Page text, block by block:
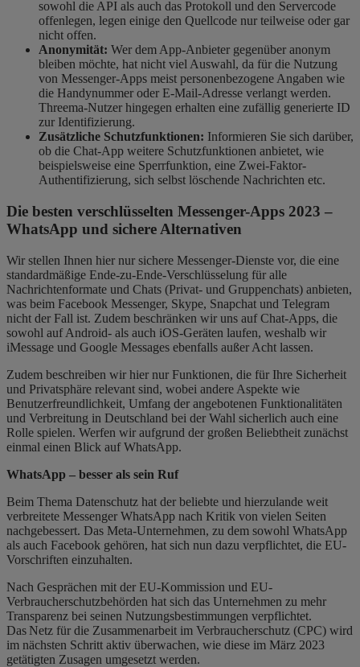
sowohl die API als auch das Protokoll und den Servercode
offenlegen, legen einige den Quellcode nur teilweise oder gar
nicht offen.
Anonymität: Wer dem App-Anbieter gegenüber anonym
bleiben möchte, hat nicht viel Auswahl, da für die Nutzung
von Messenger-Apps meist personenbezogene Angaben wie
die Handynummer oder E-Mail-Adresse verlangt werden.
Threema-Nutzer hingegen erhalten eine zufällig generierte ID
zur Identifizierung.
Zusätzliche Schutzfunktionen: Informieren Sie sich darüber,
ob die Chat-App weitere Schutzfunktionen anbietet, wie
beispielsweise eine Sperrfunktion, eine Zwei-Faktor-
Authentifizierung, sich selbst löschende Nachrichten etc.
Die besten verschlüsselten Messenger-Apps 2023 –
WhatsApp und sichere Alternativen
Wir stellen Ihnen hier nur sichere Messenger-Dienste vor, die eine
standardmäßige Ende-zu-Ende-Verschlüsselung für alle
Nachrichtenformate und Chats (Privat- und Gruppenchats) anbieten,
was beim Facebook Messenger, Skype, Snapchat und Telegram
nicht der Fall ist. Zudem beschränken wir uns auf Chat-Apps, die
sowohl auf Android- als auch iOS-Geräten laufen, weshalb wir
iMessage und Google Messages ebenfalls außer Acht lassen.
Zudem beschreiben wir hier nur Funktionen, die für Ihre Sicherheit
und Privatsphäre relevant sind, wobei andere Aspekte wie
Benutzerfreundlichkeit, Umfang der angebotenen Funktionalitäten
und Verbreitung in Deutschland bei der Wahl sicherlich auch eine
Rolle spielen. Werfen wir aufgrund der großen Beliebtheit zunächst
einmal einen Blick auf WhatsApp.
WhatsApp – besser als sein Ruf
Beim Thema Datenschutz hat der beliebte und hierzulande weit
verbreitete Messenger WhatsApp nach Kritik von vielen Seiten
nachgebessert. Das Meta-Unternehmen, zu dem sowohl WhatsApp
als auch Facebook gehören, hat sich nun dazu verpflichtet, die EU-
Vorschriften einzuhalten.
Nach Gesprächen mit der EU-Kommission und EU-
Verbraucherschutzbehörden hat sich das Unternehmen zu mehr
Transparenz bei seinen Nutzungsbestimmungen verpflichtet.
Das Netz für die Zusammenarbeit im Verbraucherschutz (CPC) wird
im nächsten Schritt aktiv überwachen, wie diese im März 2023
getätigten Zusagen umgesetzt werden.